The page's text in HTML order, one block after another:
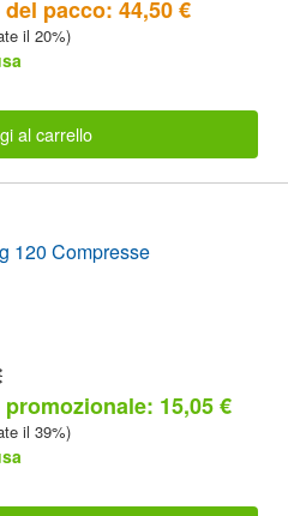
del pacco: 44,50 €
il 20%)
al carrello
120 Compresse
promozionale: 15,05 €
il 39%)